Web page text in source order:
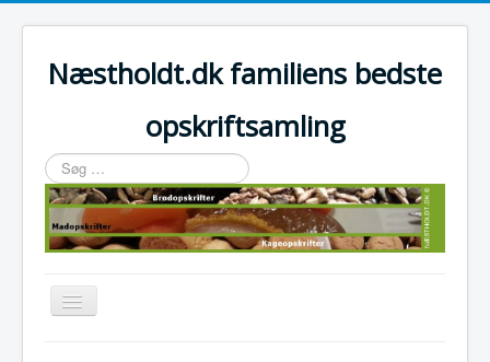
Næstholdt.dk familiens bedste
opskriftsamling
Søg
…
Skift
navigation